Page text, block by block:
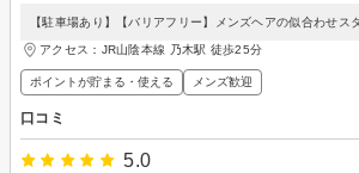
【駐車場あり】【バリアフリー】メンズヘアの似合わせ
アクセス：JR山陰本線 乃木駅 徒歩25分
ポイントが貯まる・使える メンズ歓迎
口コミ
5.0